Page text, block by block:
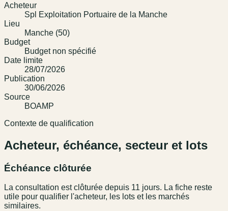
Acheteur
Spl Exploitation Portuaire de la Manche
Lieu
Manche (50)
Budget
Budget non spécifié
Date limite
28/07/2026
Publication
30/06/2026
Source
BOAMP
Contexte de qualification
Acheteur, échéance, secteur et lots
Échéance clôturée
La consultation est clôturée depuis 11 jours. La fiche reste
utile pour qualifier l'acheteur, les lots et les marchés
similaires.